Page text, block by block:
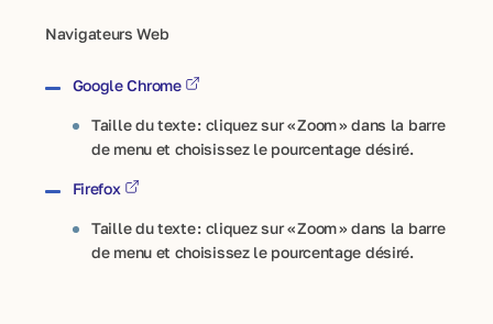
Navigateurs Web
Google Chrome
Taille du texte : cliquez sur « Zoom » dans la barre
de menu et choisissez le pourcentage désiré.
Firefox
Taille du texte : cliquez sur « Zoom » dans la barre
de menu et choisissez le pourcentage désiré.